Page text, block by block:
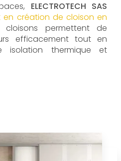
ELECTROTECH SAS
en création de cloison en
permettent de
efficacement tout en
isolation thermique et